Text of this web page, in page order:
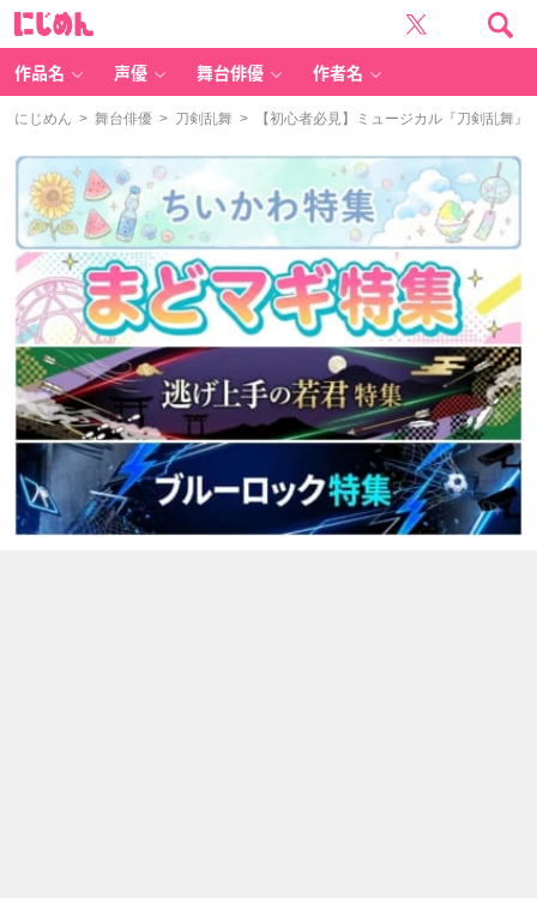
作品名 声優 舞台俳優 作者名
にじめん > 舞台俳優 > 刀剣乱舞 > 【初心者必見】ミュージカル『刀剣乱舞』